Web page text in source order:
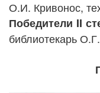
О.И. Кривонос,
Победители II
библиотекарь